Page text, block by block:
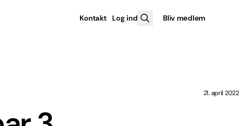
Kontakt Log ind Bliv medlem
21. april 2022